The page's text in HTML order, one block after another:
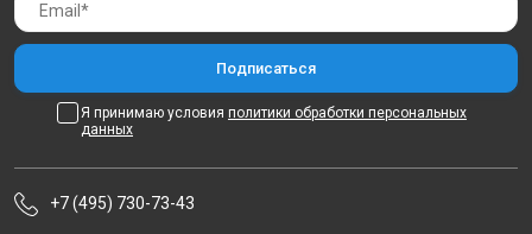
Я принимаю условия политики обработки персональных
данных
+7 (495) 730-73-43